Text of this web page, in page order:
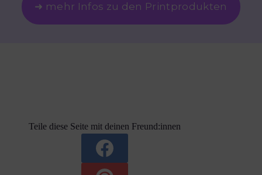
➜ mehr Infos zu den Printprodukten
Teile diese Seite mit deinen Freund:innen